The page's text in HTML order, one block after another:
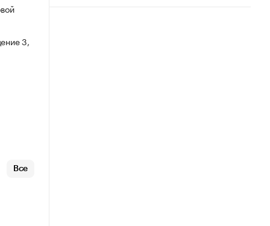
3,
Все